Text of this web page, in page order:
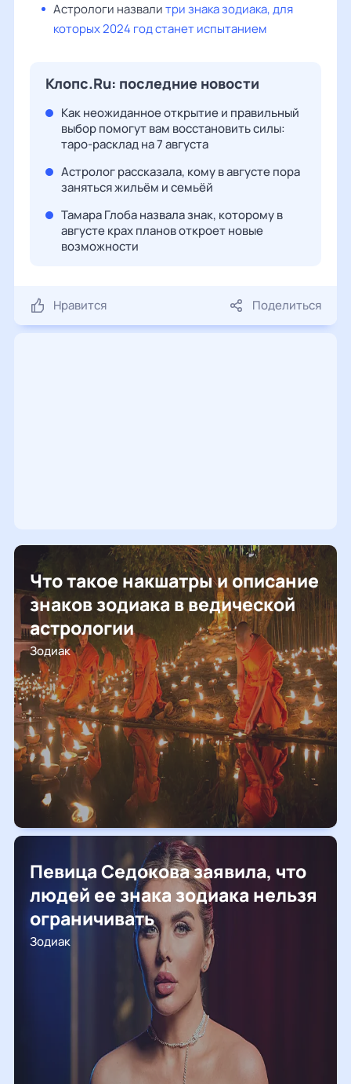
Астрологи назвалитри знака зодиака, для
которых 2024 год станет испытанием
Клопс.Ru: последние новости
Как неожиданное открытие и правильный
выбор помогут вам восстановить силы:
таро-расклад на 7 августа
Астролог рассказала, кому в августе пора
заняться жильём и семьёй
Тамара Глоба назвала знак, которому в
августе крах планов откроет новые
возможности
Нравится Поделиться
Что такое накшатры и описание
знаков зодиака в ведической
астрологии
Зодиак
Певица Седокова заявила, что
людей ее знака зодиака нельзя
ограничивать
Зодиак